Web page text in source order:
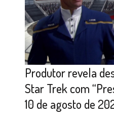
Produtor revela
Star Trek com
10 de agosto de